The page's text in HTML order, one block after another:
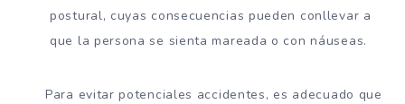
postural, cuyas consecuencias pueden conllevar a
que la persona se sienta mareada o con náuseas.
Para evitar potenciales accidentes, es adecuado que